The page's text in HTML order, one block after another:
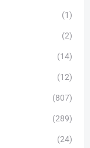
(1)
(2)
(14)
(12)
(807)
(289)
(24)